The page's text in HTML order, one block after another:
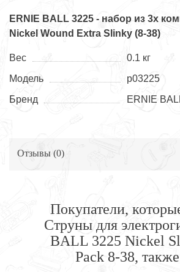
ERNIE BALL 3225 - набор из 3х
Nickel Wound Extra Slinky (8-38)
Вес
0.1 кг
Модель
p03225
Бренд
ERNIE
Отзывы (0)
Покупатели,
Струны для
BALL 3225 Nickel
Pack 8-38,